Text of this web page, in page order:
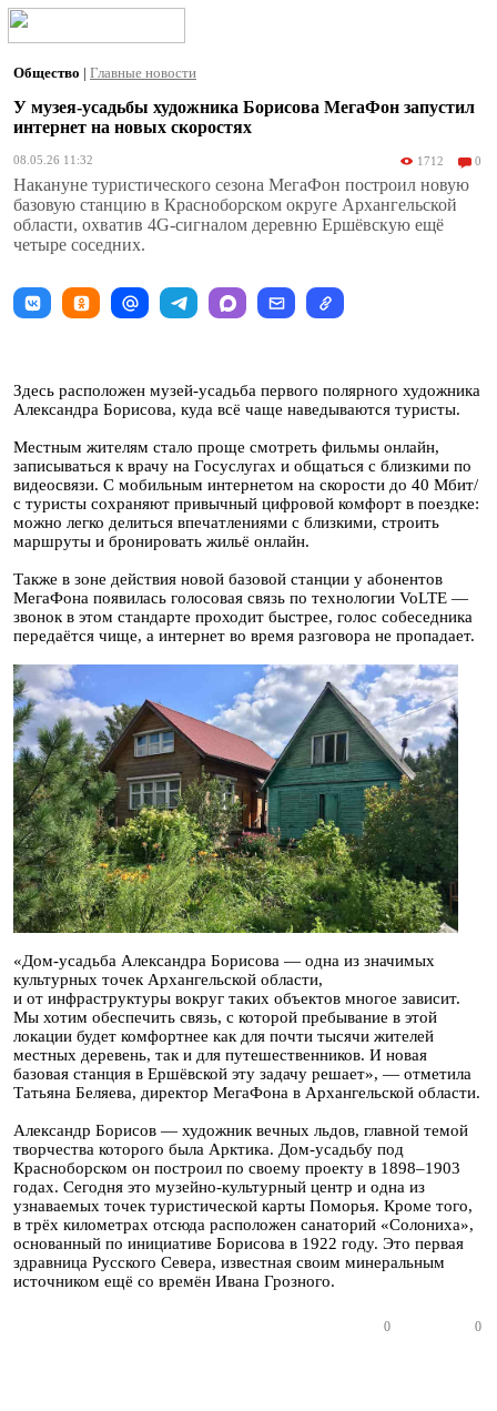
Общество | Главные новости
У музея-усадьбы художника Борисова МегаФон запустил
интернет на новых скоростях
08.05.26 11:32 1712 0
Накануне туристического сезона МегаФон построил новую
базовую станцию в Красноборском округе Архангельской
области, охватив 4G-сигналом деревню Ершёвскую ещё
четыре соседних.
Здесь расположен музей-усадьба первого полярного художника
Александра Борисова, куда всё чаще наведываются туристы.
Местным жителям стало проще смотреть фильмы онлайн,
записываться к врачу на Госуслугах и общаться с близкими по
видеосвязи. С мобильным интернетом на скорости до 40 Мбит/
с туристы сохраняют привычный цифровой комфорт в поездке:
можно легко делиться впечатлениями с близкими, строить
маршруты и бронировать жильё онлайн.
Также в зоне действия новой базовой станции у абонентов
МегаФона появилась голосовая связь по технологии VoLTE —
звонок в этом стандарте проходит быстрее, голос собеседника
передаётся чище, а интернет во время разговора не пропадает.
«Дом-усадьба Александра Борисова — одна из значимых
культурных точек Архангельской области,
и от инфраструктуры вокруг таких объектов многое зависит.
Мы хотим обеспечить связь, с которой пребывание в этой
локации будет комфортнее как для почти тысячи жителей
местных деревень, так и для путешественников. И новая
базовая станция в Ершёвской эту задачу решает», — отметила
Татьяна Беляева, директор МегаФона в Архангельской области.
Александр Борисов — художник вечных льдов, главной темой
творчества которого была Арктика. Дом-усадьбу под
Красноборском он построил по своему проекту в 1898–1903
годах. Сегодня это музейно-культурный центр и одна из
узнаваемых точек туристической карты Поморья. Кроме того,
в трёх километрах отсюда расположен санаторий «Солониха»,
основанный по инициативе Борисова в 1922 году. Это первая
здравница Русского Севера, известная своим минеральным
источником ещё со времён Ивана Грозного.
0 0